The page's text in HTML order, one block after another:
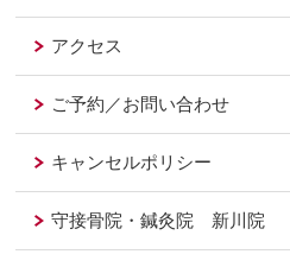
アクセス
ご予約／お問い合わせ
キャンセルポリシー
守接骨院・鍼灸院 新川院